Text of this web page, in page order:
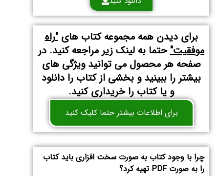
برای دیدن همه مجموعه کتاب های"راه
موفقیت"حتما به لینک زیر مراجعه کنید. در
صفحه هر محصول می توانید ویژگی های
بیشتر را ببینید و بخشی از کتاب را دانلود
و یا کتاب را خریداری کنید.
برای اطلاعات بیشتر حتما کلیک کنید
چرا با وجود کتاب به صورت سخت افزاری باید کتاب
را به صورت PDF تهیه کرد؟